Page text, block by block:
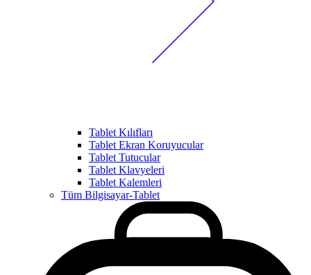
Tablet Kılıfları
Tablet Ekran Koruyucular
Tablet Tutucular
Tablet Klavyeleri
Tablet Kalemleri
Tüm Bilgisayar-Tablet